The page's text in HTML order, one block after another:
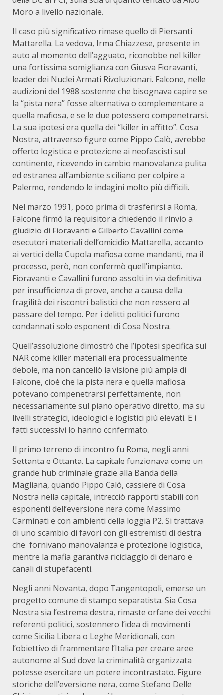
Moro a livello nazionale.
Il caso più significativo rimase quello di Piersanti
Mattarella. La vedova, Irma Chiazzese, presente in
auto al momento dell’agguato, riconobbe nel killer
una fortissima somiglianza con Giusva Fioravanti,
leader dei Nuclei Armati Rivoluzionari. Falcone, nelle
audizioni del 1988 sostenne che bisognava capire se
la “pista nera” fosse alternativa o complementare a
quella mafiosa, e se le due potessero compenetrarsi.
La sua ipotesi era quella dei “killer in affitto”. Cosa
Nostra, attraverso figure come Pippo Calò, avrebbe
offerto logistica e protezione ai neofascisti sul
continente, ricevendo in cambio manovalanza pulita
ed estranea all’ambiente siciliano per colpire a
Palermo, rendendo le indagini molto più difficili.
Nel marzo 1991, poco prima di trasferirsi a Roma,
Falcone firmò la requisitoria chiedendo il rinvio a
giudizio di Fioravanti e Gilberto Cavallini come
esecutori materiali dell’omicidio Mattarella, accanto
ai vertici della Cupola mafiosa come mandanti, ma il
processo, però, non confermò quell’impianto.
Fioravanti e Cavallini furono assolti in via definitiva
per insufficienza di prove, anche a causa della
fragilità dei riscontri balistici che non ressero al
passare del tempo. Per i delitti politici furono
condannati solo esponenti di Cosa Nostra.
Quell’assoluzione dimostrò che l’ipotesi specifica sui
NAR come killer materiali era processualmente
debole, ma non cancellò la visione più ampia di
Falcone, cioè che la pista nera e quella mafiosa
potevano compenetrarsi perfettamente, non
necessariamente sul piano operativo diretto, ma su
livelli strategici, ideologici e logistici più elevati. E i
fatti successivi lo hanno confermato.
Il primo terreno di incontro fu Roma, negli anni
Settanta e Ottanta. La capitale funzionava come un
grande hub criminale grazie alla Banda della
Magliana, quando Pippo Calò, cassiere di Cosa
Nostra nella capitale, intrecciò rapporti stabili con
esponenti dell’eversione nera come Massimo
Carminati e con ambienti della loggia P2. Si trattava
di uno scambio di favori con gli estremisti di destra
che fornivano manovalanza e protezione logistica,
mentre la mafia garantiva riciclaggio di denaro e
canali di stupefacenti.
Negli anni Novanta, dopo Tangentopoli, emerse un
progetto comune di stampo separatista. Sia Cosa
Nostra sia l’estrema destra, rimaste orfane dei vecchi
referenti politici, sostennero l’idea di movimenti
come Sicilia Libera o Leghe Meridionali, con
l’obiettivo di frammentare l’Italia per creare aree
autonome al Sud dove la criminalità organizzata
potesse esercitare un potere incontrastato. Figure
storiche dell’eversione nera, come Stefano Delle